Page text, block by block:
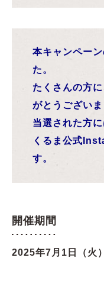
本キャンペー
た。
たくさんの方
がとうございま
当選された方
くるま公式
す。
開催期間
2025年7月1日（火